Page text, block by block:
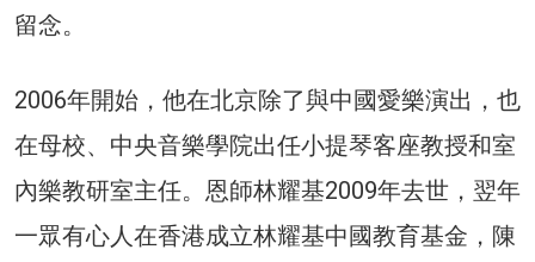
留念。
2006年開始，他在北京除了與中國愛樂演出，也
在母校、中央音樂學院出任小提琴客座教授和室
內樂教研室主任。恩師林耀基2009年去世，翌年
一眾有心人在香港成立林耀基中國教育基金，陳